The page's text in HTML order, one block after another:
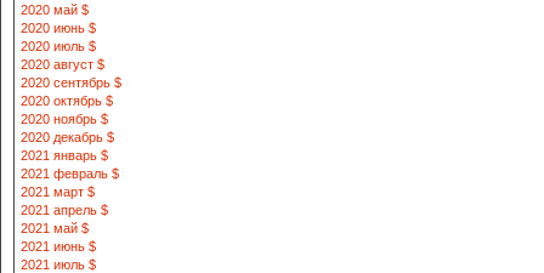
2020 май $
2020 июнь $
2020 июль $
2020 август $
2020 сентябрь $
2020 октябрь $
2020 ноябрь $
2020 декабрь $
2021 январь $
2021 февраль $
2021 март $
2021 апрель $
2021 май $
2021 июнь $
2021 июль $